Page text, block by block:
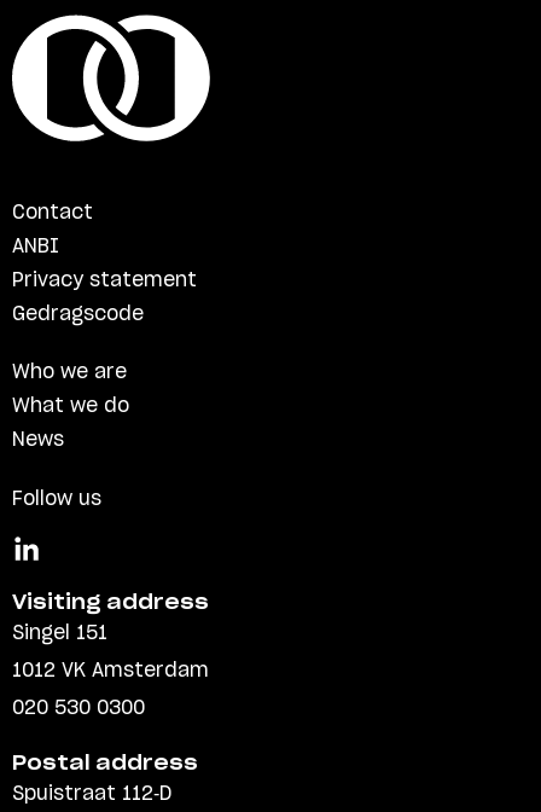
Contact
ANBI
Privacy statement
Gedragscode
Who we are
What we do
News
Follow us
Visiting address
Singel 151
1012 VK Amsterdam
020 530 0300
Postal address
Spuistraat 112-D